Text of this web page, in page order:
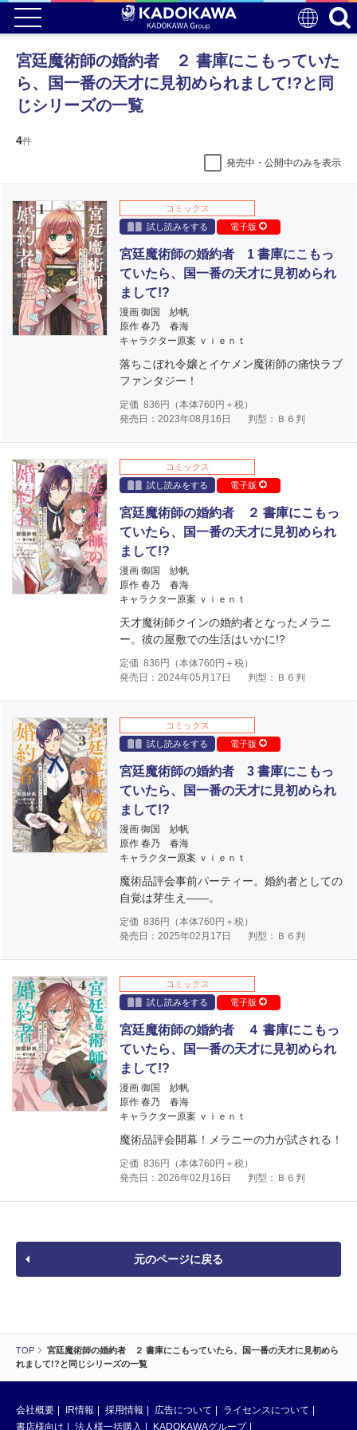
TOP
宮廷魔術師の婚約者 ２ 書庫にこもっていたら、国一番の天才に見初めら
れまして!?と同じシリーズの一覧
宮廷魔術師の婚約者 ２ 書庫にこもっていた
ら、国一番の天才に見初められまして!?と同
じシリーズの一覧
4件
発売中・公開中のみを表示
コミックス
試し読みをする
電子版
宮廷魔術師の婚約者 1 書庫にこもっ
ていたら、国一番の天才に見初められ
まして!?
漫画 御国 紗帆
原作 春乃 春海
キャラクター原案 ｖｉｅｎｔ
落ちこぼれ令嬢とイケメン魔術師の痛快ラブ
ファンタジー！
定価 836 円（本体760円＋税）
発売日：2023年08月16日
判型：Ｂ６判
コミックス
試し読みをする
電子版
宮廷魔術師の婚約者 ２ 書庫にこもっ
ていたら、国一番の天才に見初められ
まして!?
漫画 御国 紗帆
原作 春乃 春海
キャラクター原案 ｖｉｅｎｔ
天才魔術師クインの婚約者となったメラニ
ー。彼の屋敷での生活はいかに!?
定価 836 円（本体760円＋税）
発売日：2024年05月17日
判型：Ｂ６判
コミックス
試し読みをする
電子版
宮廷魔術師の婚約者 3 書庫にこもっ
ていたら、国一番の天才に見初められ
まして!?
漫画 御国 紗帆
原作 春乃 春海
キャラクター原案 ｖｉｅｎｔ
魔術品評会事前パーティー。婚約者としての
自覚は芽生え――。
定価 836 円（本体760円＋税）
発売日：2025年02月17日
判型：Ｂ６判
コミックス
試し読みをする
電子版
宮廷魔術師の婚約者 ４ 書庫にこもっ
ていたら、国一番の天才に見初められ
まして!?
漫画 御国 紗帆
原作 春乃 春海
キャラクター原案 ｖｉｅｎｔ
魔術品評会開幕！メラニーの力が試される！
定価 836 円（本体760円＋税）
発売日：2026年02月16日
判型：Ｂ６判
元のページに戻る
会社概要 IR情報 採用情報 広告について
ライセンスについて
書店様向け
法人様一括購入 KADOKAWAグループ